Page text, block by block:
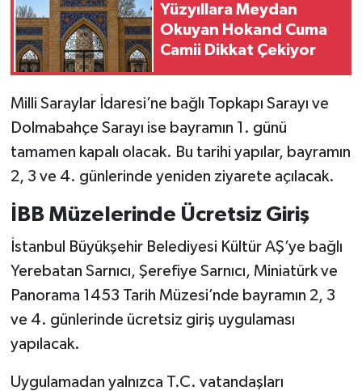
Yüzyıllara Meydan
Okuyan Hokand Cuma
Camii Dikkat Çekiyor
Milli Saraylar İdaresi’ne bağlı Topkapı Sarayı ve
Dolmabahçe Sarayı ise bayramın 1. günü
tamamen kapalı olacak. Bu tarihi yapılar, bayramın
2, 3 ve 4. günlerinde yeniden ziyarete açılacak.
İBB Müzelerinde Ücretsiz Giriş
İstanbul Büyükşehir Belediyesi Kültür AŞ’ye bağlı
Yerebatan Sarnıcı, Şerefiye Sarnıcı, Miniatürk ve
Panorama 1453 Tarih Müzesi’nde bayramın 2, 3
ve 4. günlerinde ücretsiz giriş uygulaması
yapılacak.
Uygulamadan yalnızca T.C. vatandaşları